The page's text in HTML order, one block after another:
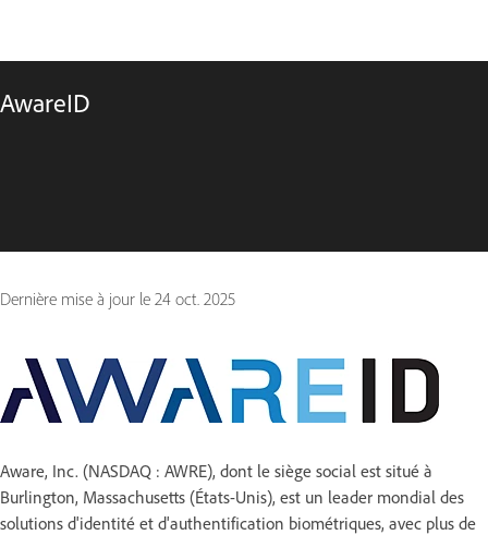
AwareID
Dernière mise à jour le 24 oct. 2025
Aware, Inc. (NASDAQ : AWRE), dont le siège social est situé à
Burlington, Massachusetts (États-Unis), est un leader mondial des
solutions d'identité et d'authentification biométriques, avec plus de